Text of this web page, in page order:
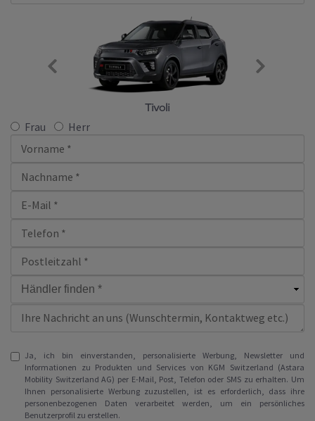
Tivoli
Frau Herr
Ja, ich bin einverstanden, personalisierte Werbung, Newsletter und
Informationen zu Produkten und Services von KGM Switzerland (Astara
Mobility Switzerland AG) per E-Mail, Post, Telefon oder SMS zu erhalten. Um
Ihnen personalisierte Werbung zuzustellen, ist es erforderlich, dass ihre
personenbezogenen Daten verarbeitet werden, um ein persönliches
Benutzerprofil zu erstellen.